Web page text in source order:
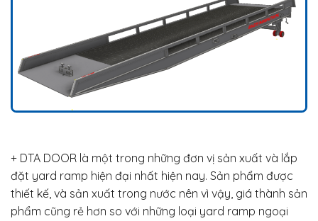
+ DTA DOOR là một trong những đơn vị sản xuất và lắp
đặt yard ramp hiện đại nhất hiện nay. Sản phẩm được
thiết kế, và sản xuất trong nước nên vì vậy, giá thành sản
phẩm cũng rẻ hơn so với những loại yard ramp ngoại